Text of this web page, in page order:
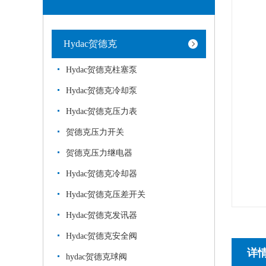
Hydac贺德克
Hydac贺德克柱塞泵
Hydac贺德克冷却泵
Hydac贺德克压力表
贺德克压力开关
贺德克压力继电器
Hydac贺德克冷却器
Hydac贺德克压差开关
Hydac贺德克发讯器
Hydac贺德克安全阀
hydac贺德克球阀 详